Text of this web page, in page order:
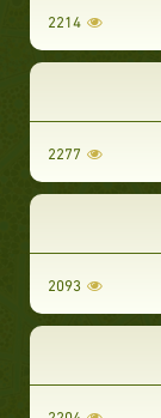
2214
2277
2093